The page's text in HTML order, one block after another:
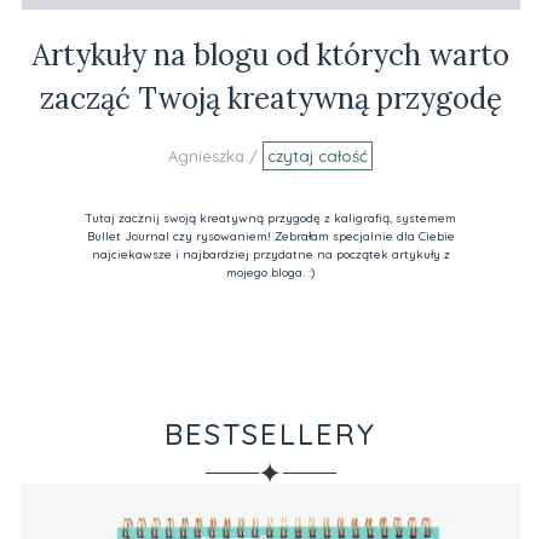
Artykuły na blogu od których warto
zacząć Twoją kreatywną przygodę
Agnieszka / czytaj całość
Tutaj zacznij swoją kreatywną przygodę z kaligrafią, systemem
Bullet Journal czy rysowaniem! Zebrałam specjalnie dla Ciebie
najciekawsze i najbardziej przydatne na początek artykuły z
mojego bloga. :)
BESTSELLERY
✦